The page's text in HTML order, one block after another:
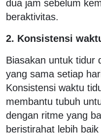
dua jam sebelum
beraktivitas.
2. Konsistensi
Biasakan untuk tidur
yang sama setiap
Konsistensi waktu
membantu tubuh
dengan ritme yang
beristirahat lebih